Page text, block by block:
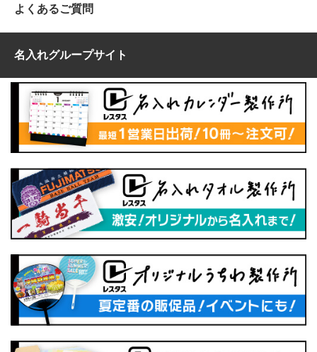
よくあるご質問
名入れグループサイト